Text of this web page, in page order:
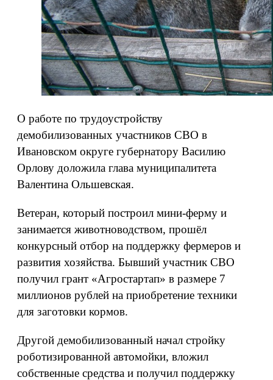
О работе по трудоустройству
демобилизованных участников СВО в
Ивановском округе губернатору Василию
Орлову доложила глава муниципалитета
Валентина Ольшевская.
Ветеран, который построил мини-ферму и
занимается животноводством, прошёл
конкурсный отбор на поддержку фермеров и
развития хозяйства. Бывший участник СВО
получил грант «Агростартап» в размере 7
миллионов рублей на приобретение техники
для заготовки кормов.
Другой демобилизованный начал стройку
роботизированной автомойки, вложил
собственные средства и получил поддержку